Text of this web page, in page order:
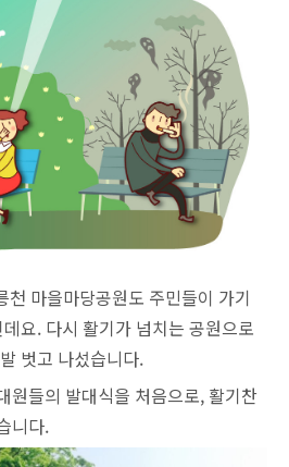
천 마을마당공원도 주민들이 가기
요. 다시 활기가 넘치는 공원으로
벗고 나섰습니다.
원들의 발대식을 처음으로, 활기찬
니다.